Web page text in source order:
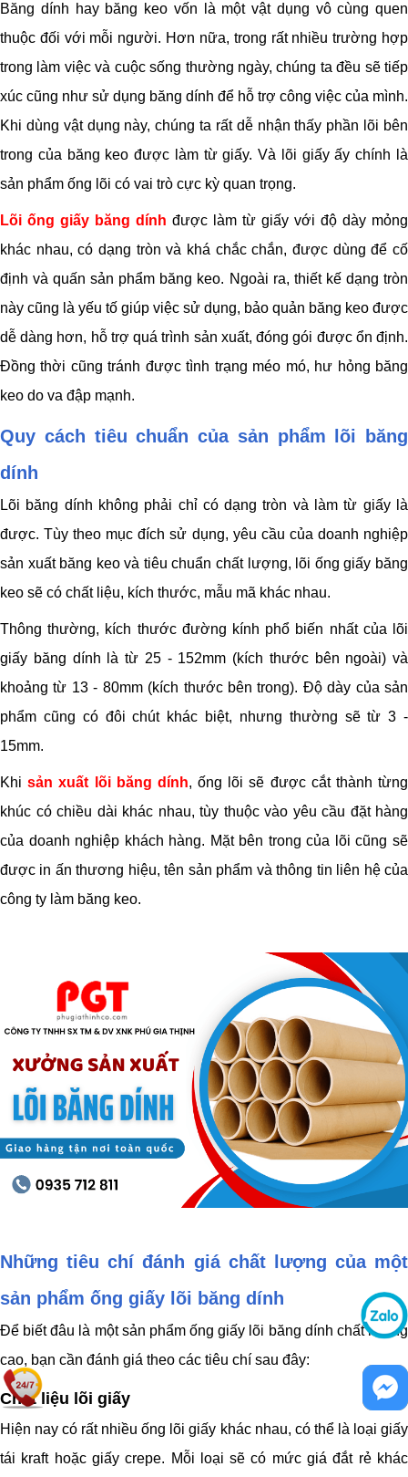
Băng dính hay băng keo vốn là một vật dụng vô cùng quen
thuộc đối với mỗi người. Hơn nữa, trong rất nhiều trường hợp
trong làm việc và cuộc sống thường ngày, chúng ta đều sẽ tiếp
xúc cũng như sử dụng băng dính để hỗ trợ công việc của mình.
Khi dùng vật dụng này, chúng ta rất dễ nhận thấy phần lõi bên
trong của băng keo được làm từ giấy. Và lõi giấy ấy chính là
sản phẩm ống lõi có vai trò cực kỳ quan trọng.
Lõi ống giấy băng dính được làm từ giấy với độ dày mỏng
khác nhau, có dạng tròn và khá chắc chắn, được dùng để cố
định và quấn sản phẩm băng keo. Ngoài ra, thiết kế dạng tròn
này cũng là yếu tố giúp việc sử dụng, bảo quản băng keo được
dễ dàng hơn, hỗ trợ quá trình sản xuất, đóng gói được ổn định.
Đồng thời cũng tránh được tình trạng méo mó, hư hỏng băng
keo do va đập mạnh.
Quy cách tiêu chuẩn của sản phẩm lõi băng
dính
Lõi băng dính không phải chỉ có dạng tròn và làm từ giấy là
được. Tùy theo mục đích sử dụng, yêu cầu của doanh nghiệp
sản xuất băng keo và tiêu chuẩn chất lượng, lõi ống giấy băng
keo sẽ có chất liệu, kích thước, mẫu mã khác nhau.
Thông thường, kích thước đường kính phổ biến nhất của lõi
giấy băng dính là từ 25 - 152mm (kích thước bên ngoài) và
khoảng từ 13 - 80mm (kích thước bên trong). Độ dày của sản
phẩm cũng có đôi chút khác biệt, nhưng thường sẽ từ 3 -
15mm.
Khisản xuất lõi băng dính, ống lõi sẽ được cắt thành từng
khúc có chiều dài khác nhau, tùy thuộc vào yêu cầu đặt hàng
của doanh nghiệp khách hàng. Mặt bên trong của lõi cũng sẽ
được in ấn thương hiệu, tên sản phẩm và thông tin liên hệ của
công ty làm băng keo.
Những tiêu chí đánh giá chất lượng của một
sản phẩm ống giấy lõi băng dính
Để biết đâu là một sản phẩm ống giấy lõi băng dính chất lượng
cao, bạn cần đánh giá theo các tiêu chí sau đây:
Chất liệu lõi giấy
Hiện nay có rất nhiều ống lõi giấy khác nhau, có thể là loại giấy
tái kraft hoặc giấy crepe. Mỗi loại sẽ có mức giá đắt rẻ khác